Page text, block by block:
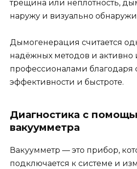
трещина или неплотность,
наружу и визуально
Дымогенерация считается
надёжных методов и активно
профессионалами благодаря
эффективности и быстроте.
Диагностика с
вакуумметра
Вакуумметр — это прибор,
подключается к системе и